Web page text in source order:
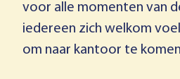
voor alle momenten van
iedereen zich welkom
om naar kantoor te